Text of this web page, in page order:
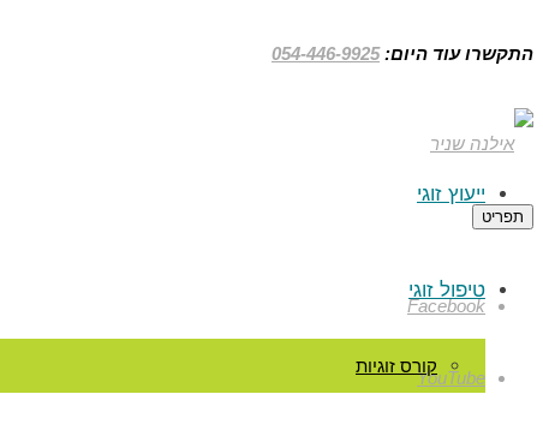
התקשרו עוד היום:054-446-9925
תפריט
Facebook
YouTube
ייעוץ זוגי
טיפול זוגי
קורס זוגיות